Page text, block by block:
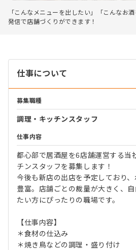
「こんなメニューを出したい」「こんなお
発信で店舗づくりができます！
仕事について
募集職種
調理・キッチンスタッフ
仕事内容
都心部で居酒屋を6店舗運営する当
チンスタッフを募集します！
今後も新店の出店を予定しており
豊富。店舗ごとの裁量が大きく、
たい方にぴったりの職場です。
【仕事内容】
＊食材の仕込み
＊焼き鳥などの調理・盛り付け